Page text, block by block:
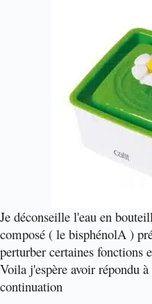
Je déconseille l'eau en
composé ( le bisphénolA )
perturber certaines fonctions
Voila j'espère avoir répondu
continuation